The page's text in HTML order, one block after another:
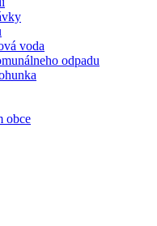
voda
odpadu
obce